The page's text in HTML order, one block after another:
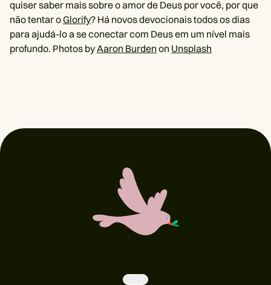
quiser saber mais sobre o amor de Deus por você, por que
não tentar oGlorify? Há novos devocionais todos os dias
para ajudá-lo a se conectar com Deus em um nível mais
profundo. Photos byAaron Burden on Unsplash